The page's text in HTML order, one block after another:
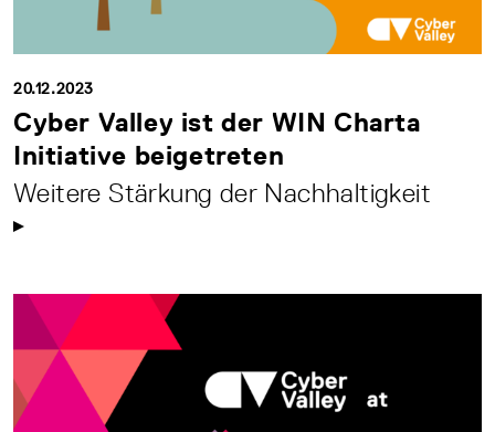
20.12.2023
Cyber Valley ist der WIN Charta
Initiative beigetreten
Weitere Stärkung der Nachhaltigkeit